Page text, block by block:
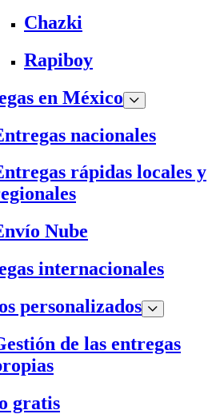
Chazki
Rapiboy
en México
nacionales
rápidas locales y
Nube
internacionales
personalizados
de las entregas
gratis